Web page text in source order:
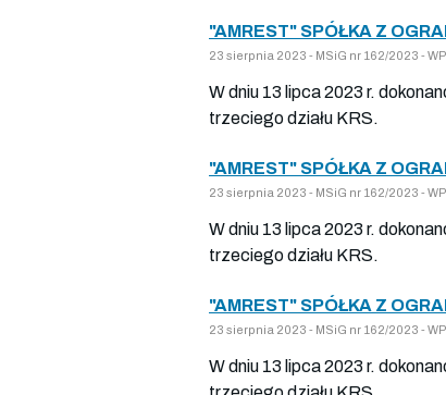
"AMREST" SPÓŁKA Z
23 sierpnia 2023 - MSiG nr 162/2023 -
W dniu 13 lipca 2023 r.
trzeciego działu KRS.
"AMREST" SPÓŁKA Z
23 sierpnia 2023 - MSiG nr 162/2023 -
W dniu 13 lipca 2023 r.
trzeciego działu KRS.
"AMREST" SPÓŁKA Z
23 sierpnia 2023 - MSiG nr 162/2023 -
W dniu 13 lipca 2023 r.